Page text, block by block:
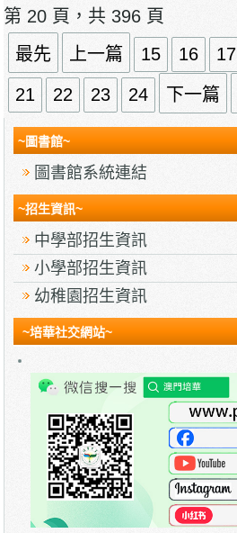
第 20 頁，共 396 頁
最先
上一篇 15 16 17
21 22 23 24 下一篇
~圖書館~
圖書館系統連結
~招生資訊~
中學部招生資訊
小學部招生資訊
幼稚園招生資訊
~培華社交網站~